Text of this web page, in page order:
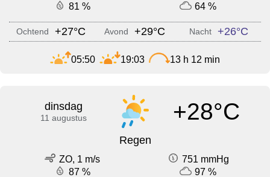
81 %
64 %
Ochtend +27°C Avond +29°C Nacht +26°C
05:50 19:03 13 h 12 min
dinsdag
11 augustus +28°C
Regen
ZO, 1 m/s
751 mmHg
87 %
97 %